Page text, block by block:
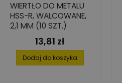
WIERTŁO DO METALU
HSS-R, WALCOWANE,
2,1 MM (10 SZT.)
Cena
13,81 zł
Dodaj do koszyka